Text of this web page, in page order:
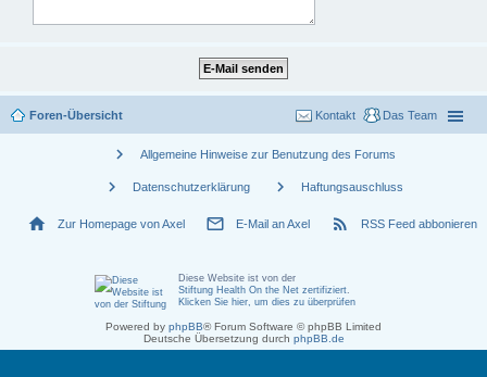
Foren-Übersicht Das Team
Kontakt
chevron_right Allgemeine Hinweise zur Benutzung des Forums
chevron_right Datenschutzerklärung chevron_right Haftungsauschluss
home Zur Homepage von Axel mail_outline E-Mail an Axel rss_feed RSS Feed abbonieren
Diese Website ist von der
Stiftung Health On the Net zertifiziert.
Klicken Sie hier, um dies zu überprüfen
Powered by phpBB® Forum Software © phpBB Limited
Deutsche Übersetzung durch phpBB.de